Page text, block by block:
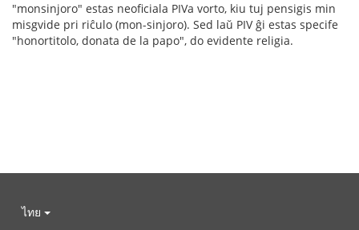
"monsinjoro" estas neoficiala PIVa vorto, kiu tuj pensigis min
misgvide pri riĉulo (mon-sinjoro). Sed laŭ PIV ĝi estas specife
"honortitolo, donata de la papo", do evidente religia.
ไทย